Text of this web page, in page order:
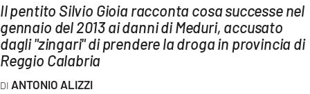
Network
LACPLAY.IT
LACTV.IT
LACONAIR.IT
Il pentito Silvio Gioia racconta cosa successe nel
gennaio del 2013 ai danni di Meduri, accusato
dagli "zingari" di prendere la droga in provincia di
Reggio Calabria
ANTONIO ALIZZI